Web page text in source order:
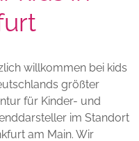
willkommen bei kids
größter
für Kinder- und
im Standort
am Main. Wir